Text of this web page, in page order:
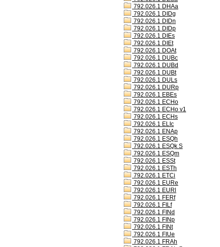
792.026.1 DHAa
792.026.1 DIDg
792.026.1 DIDn
792.026.1 DIDp
792.026.1 DIEs
792.026.1 DIEt
792.026.1 DOAt
792.026.1 DUBc
792.026.1 DUBd
792.026.1 DUBt
792.026.1 DULs
792.026.1 DURp
792.026.1 EBEs
792.026.1 ECHo
792.026.1 ECHo v1
792.026.1 ECHs
792.026.1 ELIc
792.026.1 ENAp
792.026.1 ESQh
792.026.1 ESQk S
792.026.1 ESQm
792.026.1 ESSt
792.026.1 ESTh
792.026.1 ETCi
792.026.1 EURe
792.026.1 EURl
792.026.1 FERf
792.026.1 FILf
792.026.1 FINd
792.026.1 FINp
792.026.1 FINt
792.026.1 FIUe
792.026.1 FRAh